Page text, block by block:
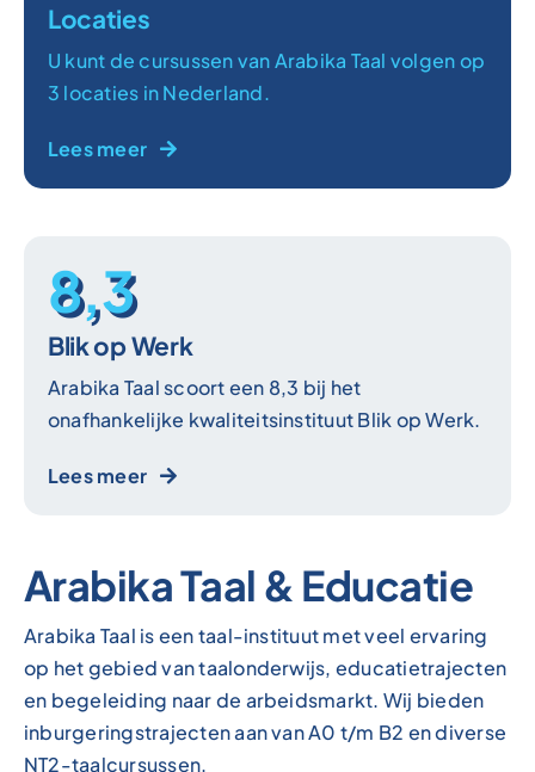
Arabika Taal & Educatie
Arabika Taal is een taal-instituut met veel ervaring
op het gebied van taalonderwijs, educatietrajecten
en begeleiding naar de arbeidsmarkt. Wij bieden
inburgeringstrajecten aan van A0 t/m B2 en diverse
NT2-taalcursussen.
Locaties
U kunt de cursussen van Arabika Taal volgen op
3 locaties in Nederland.
Lees meer
8,3
Blik op Werk
Arabika Taal scoort een 8,3 bij het
onafhankelijke kwaliteitsinstituut Blik op Werk.
Lees meer